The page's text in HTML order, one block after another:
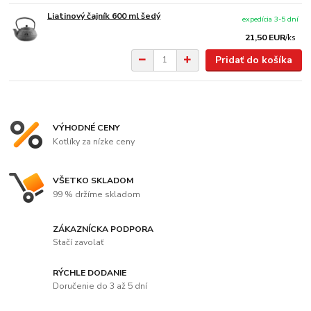
Liatinový čajník 600 ml šedý
21,50 EUR/ks
expedícia 3-5 dní
Pridať do košíka
VÝHODNÉ CENY
Kotlíky za nízke ceny
VŠETKO SKLADOM
99 % držíme skladom
ZÁKAZNÍCKA PODPORA
Stačí zavolať
RÝCHLE DODANIE
Doručenie do 3 až 5 dní